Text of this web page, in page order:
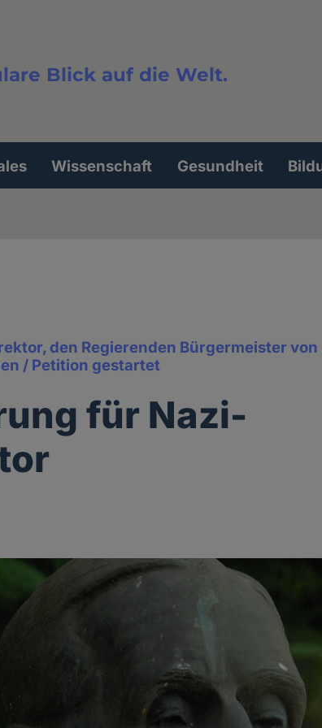
Blick auf die Welt.
Wissenschaft Gesundheit
den Regierenden Bürgermeister
/ Petition gestartet
für Nazi-